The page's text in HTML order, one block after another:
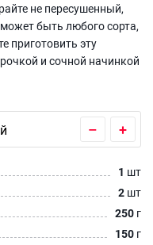
не пересушенный,
быть любого сорта,
приготовить эту
и сочной начинкой
– +
1 шт
2 шт
250 г
150 г